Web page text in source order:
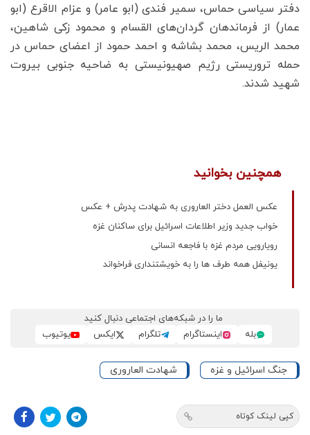
دفتر سیاسی حماس، سمیر فندی (ابو عامر) و عزام الاقرع (ابو
عمار) از فرماندهان گردان‌های القسام و محمود زکی شاهین،
محمد الریس، محمد بشاشه و احمد حمود از اعضای حماس در
حمله تروریستی رژیم صهیونیستی به ضاحیه جنوبی بیروت
شهید شدند.
همچنین بخوانید
عکس العمل دختر العاروری به شهادت پدرش + عکس
خواب جدید وزیر اطلاعات اسرائیل برای ساکنان غزه
رویارویی مردم غزه با فاجعه انسانی
یونیفل همه طرف ها را به خویشتنداری فراخواند
ما را در شبکه‌های اجتماعی دنبال کنید
بله
اینستاگرام تلگرام ایکس یوتیوب
جنگ اسرائیل و غزه شهادت العاروری
کپی لینک کوتاه